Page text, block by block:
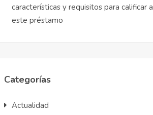
características y requisitos para calificar a
este préstamo
Categorías
Actualidad